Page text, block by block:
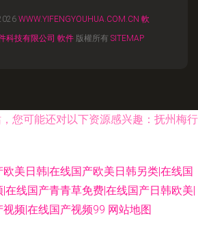
WWW.YIFENGYOUHUA.COM.CN 軟
科技有限公司 軟件版權所有 SITEMAP
您可能还对以下资源感兴趣：抚州梅行
美日韩|在线国产欧美日韩另类|在线国
在线国产青青草免费|在线国产日韩欧美|
频|在线国产视频99 网站地图